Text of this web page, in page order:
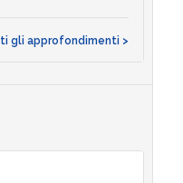
gli approfondimenti >